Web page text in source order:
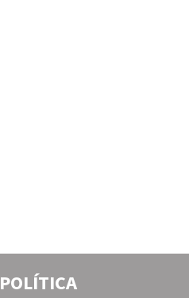
POLÍTICA